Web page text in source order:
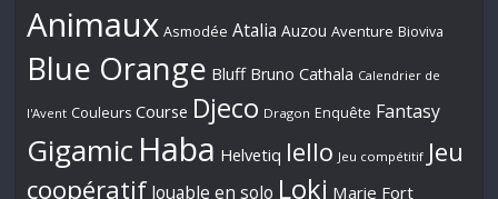
Animaux Asmodée Atalia Auzou Aventure Bioviva
Blue Orange Bluff Bruno Cathala Calendrier de
l'Avent Couleurs Course Djeco Dragon Enquête Fantasy
Gigamic Haba Helvetiq Iello Jeu compétitif Jeu
coopératif Jouable en solo Loki Marie Fort